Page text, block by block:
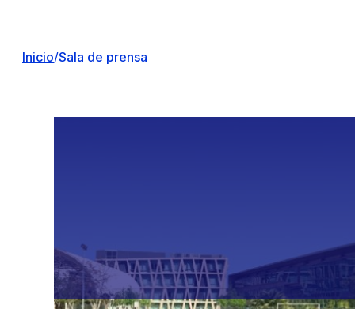
Inicio/Sala de prensa